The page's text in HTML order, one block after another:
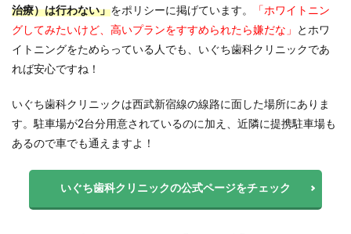
治療）は行わない」をポリシーに掲げています。
「ホワイトニン
グしてみたいけど、高いプランをすすめられたら嫌だな」
とホワ
イトニングをためらっている人でも、いぐち歯科クリニックであ
れば安心ですね！
いぐち歯科クリニックは西武新宿線の線路に面した場所にありま
す。駐車場が2台分用意されているのに加え、近隣に提携駐車場も
あるので車でも通えますよ！
いぐち歯科クリニックの公式ページをチェック